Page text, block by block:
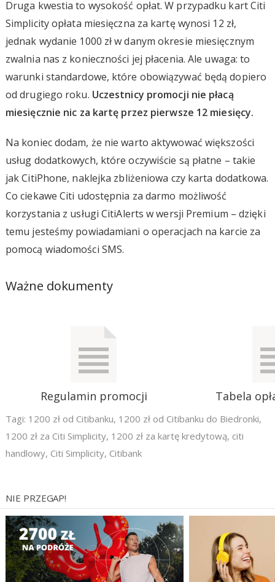
Druga kwestia to wysokość opłat. W przypadku kart Citi
Simplicity opłata miesięczna za kartę wynosi 12 zł,
jednak wydanie 1000 zł w danym okresie miesięcznym
zwalnia nas z konieczności jej płacenia. Ale uwaga: to
warunki standardowe, które obowiązywać będą dopiero
od drugiego roku. Uczestnicy promocji nie płacą
miesięcznie nic za kartę przez pierwsze 12 miesięcy.
Na koniec dodam, że nie warto aktywować większości
usług dodatkowych, które oczywiście są płatne – takie
jak CitiPhone, naklejka zbliżeniowa czy karta dodatkowa.
Co ciekawe Citi udostępnia za darmo możliwość
korzystania z usługi CitiAlerts w wersji Premium – dzięki
temu jesteśmy powiadamiani o operacjach na karcie za
pomocą wiadomości SMS.
Ważne dokumenty
Regulamin promocji Tabela
Tagi: 1200 zł od Citibanku, 1200 zł od Citibanku do Biedronki,
1200 zł za Citi Simplicity, 1200 zł za kartę kredytową, citi
handlowy, Citi Simplicity, Citibank
NIE PRZEGAP!